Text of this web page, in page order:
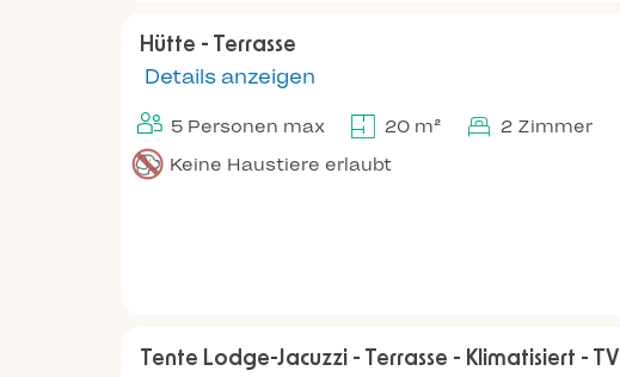
Hütte - Terrasse
Details anzeigen
5 Personen max 20 m²
2 Zimmer
Keine Haustiere erlaubt
Tente Lodge-Jacuzzi - Terrasse - Klimatisiert - TV